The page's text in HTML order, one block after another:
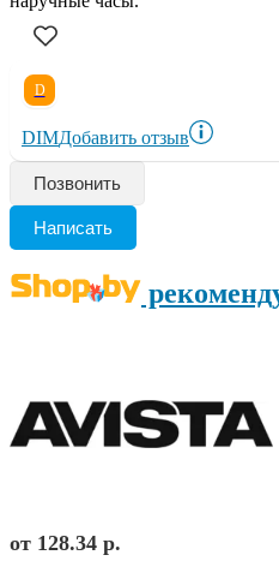
D
DIMДобавить отзыв
Позвонить
Написать
от 128.34 р.